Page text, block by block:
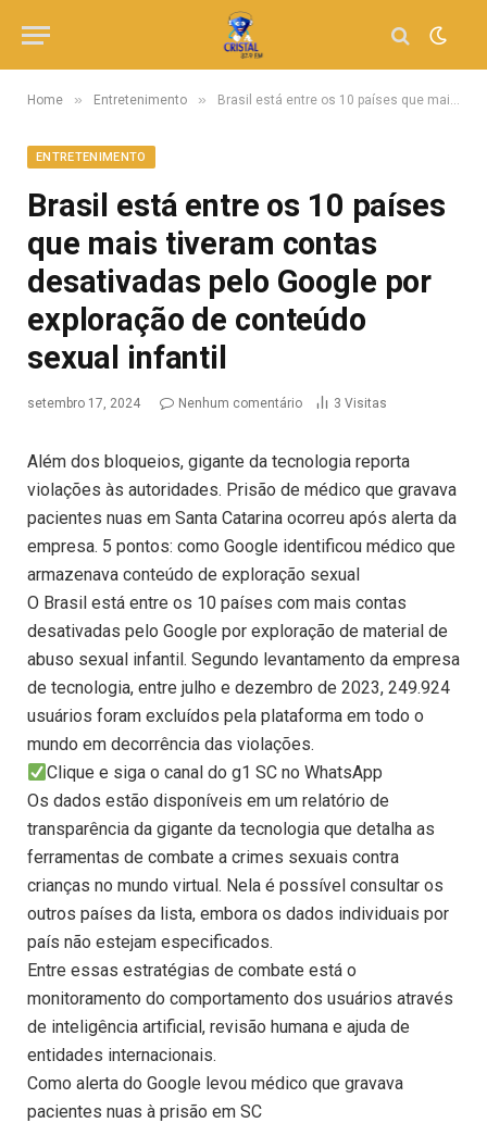
Home » Entretenimento » Brasil está entre os 10 países que mais tiveram contas desativadas pelo Google por exploração de conteúdo sexual infantil
ENTRETENIMENTO
Brasil está entre os 10 países
que mais tiveram contas
desativadas pelo Google por
exploração de conteúdo
sexual infantil
setembro 17, 2024 Nenhum comentário 3 Visitas
Além dos bloqueios, gigante da tecnologia reporta
violações às autoridades. Prisão de médico que gravava
pacientes nuas em Santa Catarina ocorreu após alerta da
empresa. 5 pontos: como Google identificou médico que
armazenava conteúdo de exploração sexual
O Brasil está entre os 10 países com mais contas
desativadas pelo Google por exploração de material de
abuso sexual infantil. Segundo levantamento da empresa
de tecnologia, entre julho e dezembro de 2023, 249.924
usuários foram excluídos pela plataforma em todo o
mundo em decorrência das violações.
Clique e siga o canal do g1 SC no WhatsApp
Os dados estão disponíveis em um relatório de
transparência da gigante da tecnologia que detalha as
ferramentas de combate a crimes sexuais contra
crianças no mundo virtual. Nela é possível consultar os
outros países da lista, embora os dados individuais por
país não estejam especificados.
Entre essas estratégias de combate está o
monitoramento do comportamento dos usuários através
de inteligência artificial, revisão humana e ajuda de
entidades internacionais.
Como alerta do Google levou médico que gravava
pacientes nuas à prisão em SC